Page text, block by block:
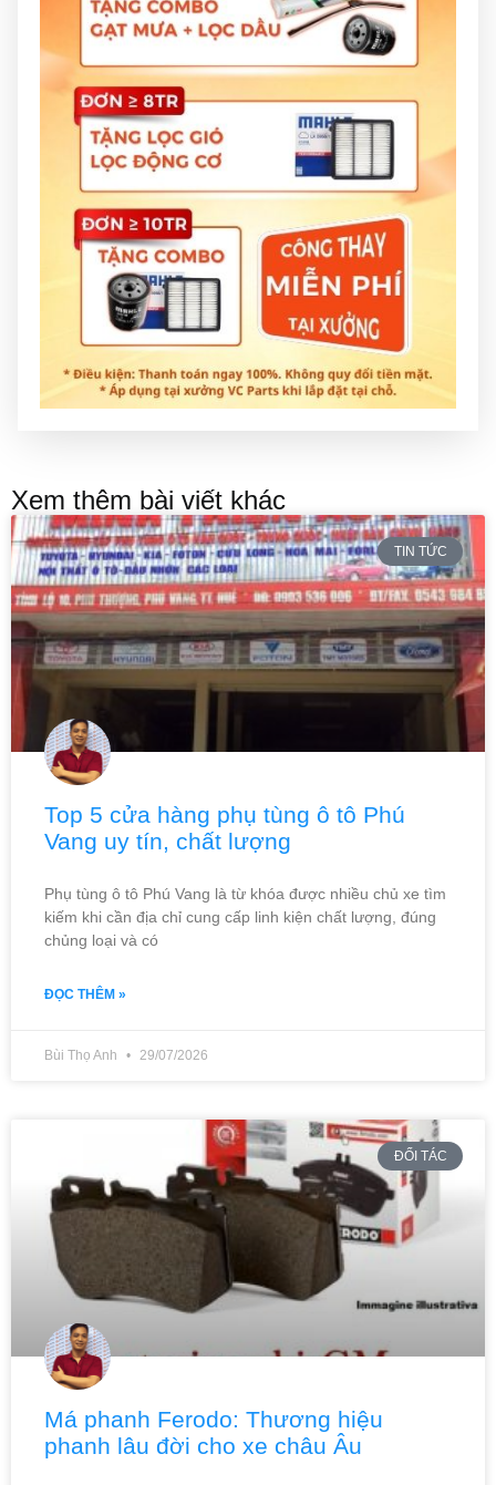
Xem thêm bài viết khác
TIN TỨC
Top 5 cửa hàng phụ tùng ô tô Phú
Vang uy tín, chất lượng
Phụ tùng ô tô Phú Vang là từ khóa được nhiều chủ xe tìm
kiếm khi cần địa chỉ cung cấp linh kiện chất lượng, đúng
chủng loại và có
ĐỌC THÊM »
Bùi Thọ Anh 29/07/2026
ĐỐI TÁC
Má phanh Ferodo: Thương hiệu
phanh lâu đời cho xe châu Âu